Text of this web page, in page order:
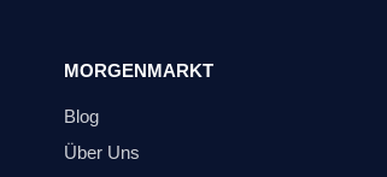
MORGENMARKT
Blog
Über Uns